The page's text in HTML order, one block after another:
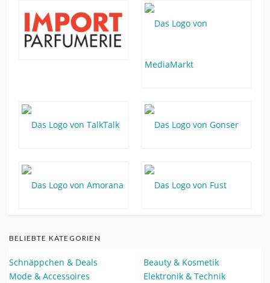
BELIEBTE KATEGORIEN
Schnäppchen & Deals
Beauty & Kosmetik
Mode & Accessoires
Elektronik & Technik